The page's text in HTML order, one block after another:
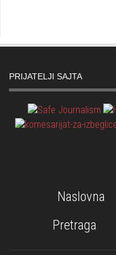
PRIJATELJI SAJTA
Naslovna
Pretraga